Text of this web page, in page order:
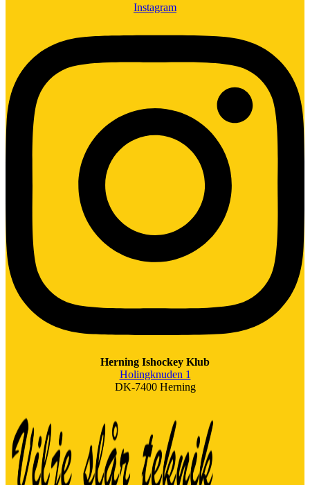
Instagram
Herning Ishockey Klub
Holingknuden 1
DK-7400 Herning